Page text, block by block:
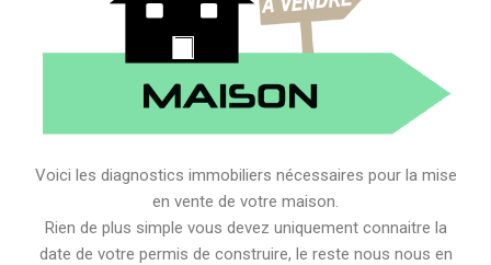
Voici les diagnostics immobiliers nécessaires pour la mise
en vente de votre maison.
Rien de plus simple vous devez uniquement connaitre la
date de votre permis de construire, le reste nous nous en